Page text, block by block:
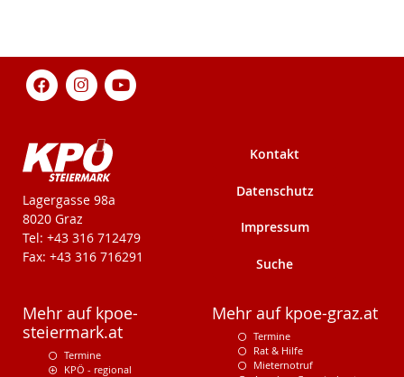
KPÖ-Steiermark
Lagergasse 98a
8020 Graz
Tel: +43 316 712479
Fax: +43 316 716291
Kontakt
Datenschutz
Impressum
Suche
Mehr auf kpoe-
steiermark.at
Termine
KPÖ - regional
Mehr auf kpoe-graz.at
Termine
Rat & Hilfe
Mieternotruf